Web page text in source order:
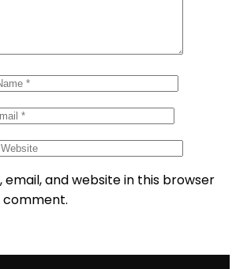
email, and website in this browser